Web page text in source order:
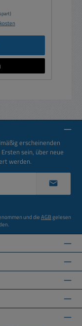
erscheinenden
sein, über neue
werden.
und dieAGBgelesen